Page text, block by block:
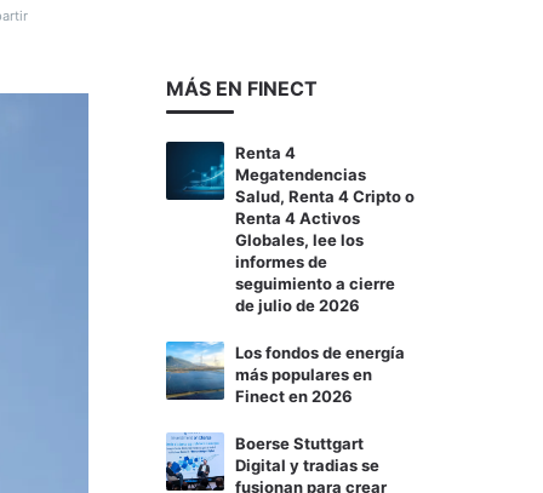
MÁS EN FINECT
Renta 4
Megatendencias
Salud, Renta 4 Cripto o
Renta 4 Activos
Globales, lee los
informes de
seguimiento a cierre
de julio de 2026
Los fondos de energía
más populares en
Finect en 2026
Boerse Stuttgart
Digital y tradias se
fusionan para crear